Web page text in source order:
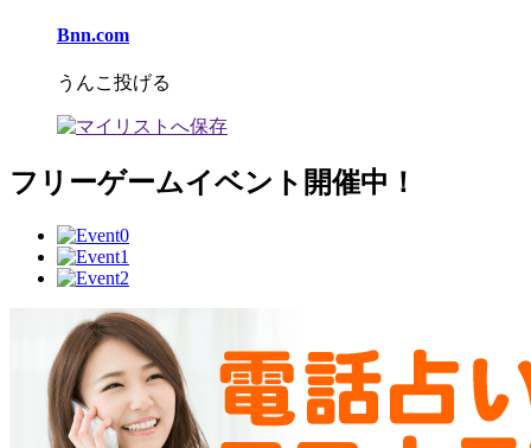
Bnn.com
うんこ投げる
フリーゲームイベント開催中！